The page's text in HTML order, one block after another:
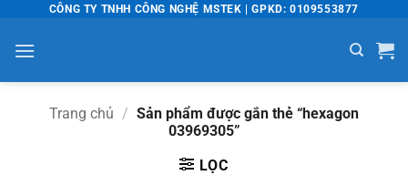
nội
dung
CÔNG TY TNHH CÔNG NGHỆ MSTEK | GPKD: 0109553877
Trang chủ / Sản phẩm được gắn thẻ “hexagon
03969305”
LỌC